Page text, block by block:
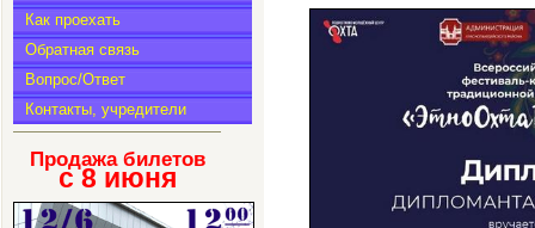
Как проехать
Обратная связь
Вопрос/Ответ
Контакты, учредители
Продажа билетов
с 8 июня